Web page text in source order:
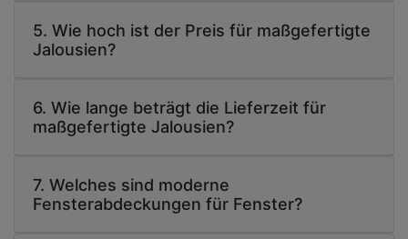
5. Wie hoch ist der Preis für maßgefertigte
Jalousien?
6. Wie lange beträgt die Lieferzeit für
maßgefertigte Jalousien?
7. Welches sind moderne
Fensterabdeckungen für Fenster?